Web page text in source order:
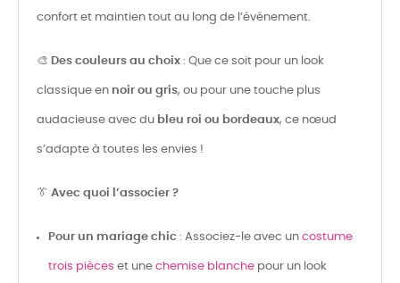
confort et maintien tout au long de l’événement.
🎨 Des couleurs au choix : Que ce soit pour un look
classique en noir ou gris, ou pour une touche plus
audacieuse avec du bleu roi ou bordeaux, ce nœud
s’adapte à toutes les envies !
👔 Avec quoi l’associer ?
Pour un mariage chic : Associez-le avec un costume
trois pièces et une chemise blanche pour un look